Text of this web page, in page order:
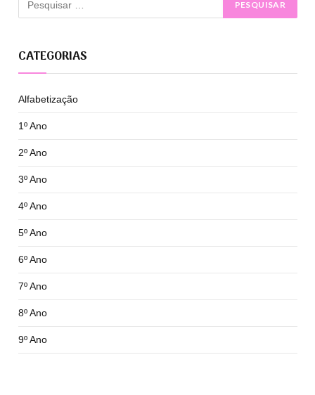
CATEGORIAS
Alfabetização
1º Ano
2º Ano
3º Ano
4º Ano
5º Ano
6º Ano
7º Ano
8º Ano
9º Ano